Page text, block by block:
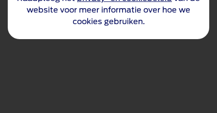
website voor meer informatie over hoe we
cookies gebruiken.